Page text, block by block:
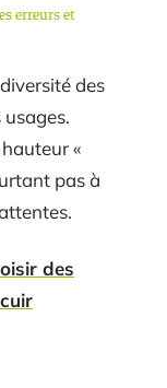
erreurs et
des
«
pas à
des